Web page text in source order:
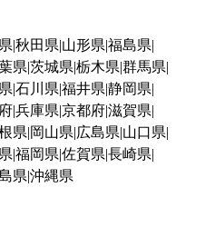
秋田県 山形県 福島県
県 茨城県 栃木県 群馬県
石川県 福井県 静岡県
兵庫県 京都府滋賀県
県 岡山県 広島県 山口県
福岡県 佐賀県 長崎県
県 沖縄県